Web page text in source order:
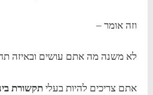
וזה אומר –
לא משנה מה אתם עושים ובאיזה
אתם צריכים להיות בעלי תקשורת